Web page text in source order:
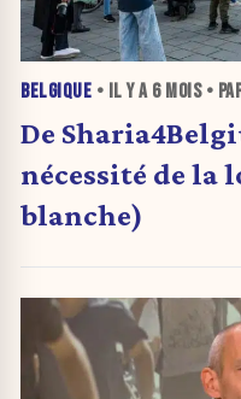
BELGIQUE • IL Y A 6 MOIS•
De
nécessité de la
blanche)